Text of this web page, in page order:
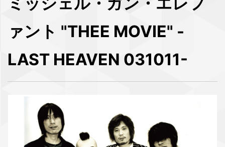
ァント "THEE MOVIE" -
LAST HEAVEN 031011-